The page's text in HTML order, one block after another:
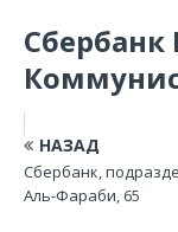
Сбербанк
НАЗАД
Сбербанк,
Аль-Фараби, 65